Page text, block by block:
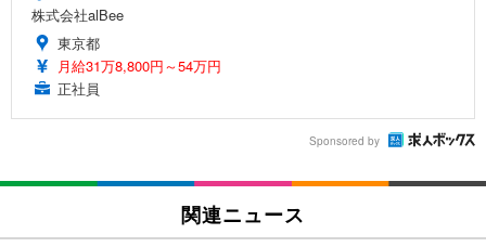
株式会社alBee
東京都
月給31万8,800円～54万円
正社員
Sponsored by
関連ニュース